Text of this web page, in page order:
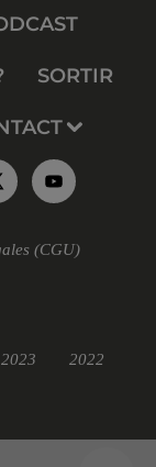
SORTIR
(CGU)
2023 2022